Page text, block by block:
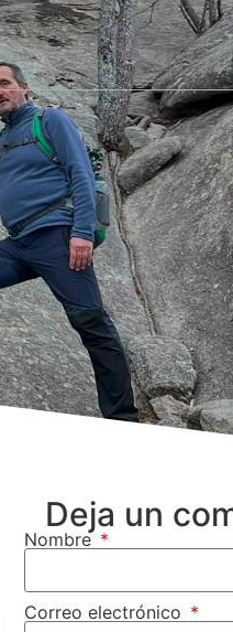
Deja un
Nombre
Correo electrónico